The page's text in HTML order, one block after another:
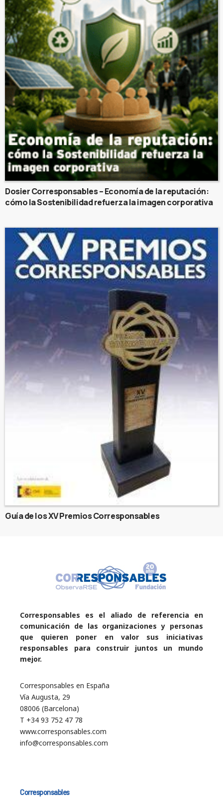
Dosier Corresponsables – Economía de la reputación:
cómo la Sostenibilidad refuerza la imagen corporativa
Guía de los XV Premios Corresponsables
Corresponsables es el aliado de referencia en
comunicación de las organizaciones y personas
que quieren poner en valor sus iniciativas
responsables para construir juntos un mundo
mejor.
Corresponsables en España
Vía Augusta, 29
08006 (Barcelona)
T +34 93 752 47 78
www.corresponsables.com
info@corresponsables.com
Corresponsables